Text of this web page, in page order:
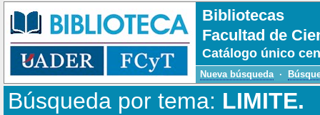
Bibliotecas
Facultad de
Catálogo único
Nueva búsqueda ·
Búsqueda por tema: LIMITE.